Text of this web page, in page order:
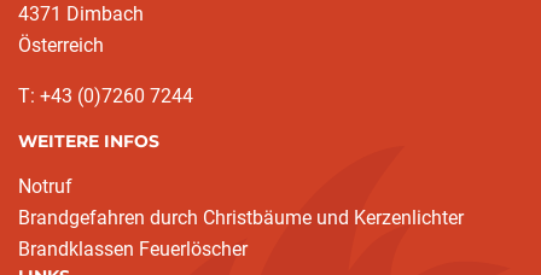
4371 Dimbach
Österreich
T: +43 (0)7260 7244
WEITERE INFOS
Notruf
Brandgefahren durch Christbäume und Kerzenlichter
Brandklassen Feuerlöscher